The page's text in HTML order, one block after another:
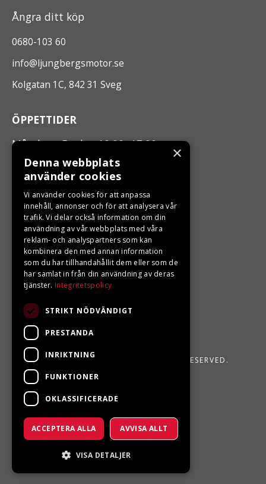
Ångra ditt köp
0680-103 60
info@ljungbergsmotor.se
Kolgatan 1C, 842 31 Sveg
ÖPPETTIDER
Måndag - Fredag 10.00 -17.00
LJUNGBERGS MOTOR
Din BRP återförsäljare i Sveg!
LJUNGBERGS MOTOR 2026. ALL RIGHTS RESERVED.
POWERED BY EMPORI CMS
×
Denna webbplats
använder cookies
Vi använder cookies för att anpassa
innehåll, annonser och för att analysera vår
trafik. Vi delar också information om din
användning av vår webbplats med våra
reklam- och analyspartners som kan
kombinera den med annan information
som du har tillhandahållit dem eller som de
har samlat in från din användning av deras
tjänster. Integritetspolicy
STRIKT NÖDVÄNDIGT
PRESTANDA
INRIKTNING
FUNKTIONER
OKLASSIFICERADE
ACCEPTERA ALLA AVVISA ALLT
VISA DETALJER